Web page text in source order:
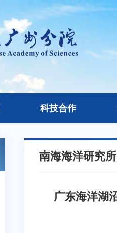
科技合作
南海海洋研究所
广东海洋湖